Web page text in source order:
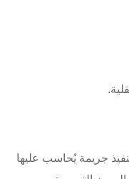
جريمة يُحاسب عليها